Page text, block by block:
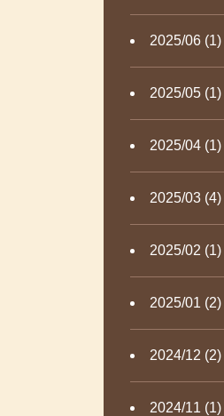
2025/06 (1)
2025/05 (1)
2025/04 (1)
2025/03 (4)
2025/02 (1)
2025/01 (2)
2024/12 (2)
2024/11 (1)